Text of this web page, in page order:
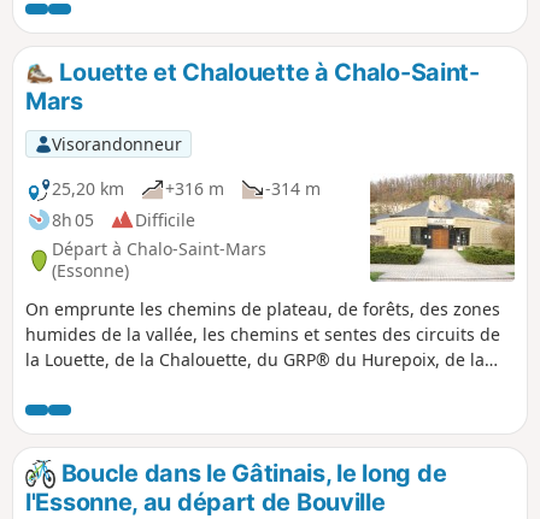
Louette et Chalouette à Chalo-Saint-
Mars
Visorandonneur
25,20 km
+316 m
-314 m
8h 05
Difficile
Départ à Chalo-Saint-Mars
(Essonne)
On emprunte les chemins de plateau, de forêts, des zones
humides de la vallée, les chemins et sentes des circuits de
la Louette, de la Chalouette, du GRP® du Hurepoix, de la
GR®111. Contraste entre les grands espaces des plateaux
et les zones humides de la vallée. Contempler l'allée de
Cèdres et Séquoia de plus de 300 ans.
Boucle dans le Gâtinais, le long de
l'Essonne, au départ de Bouville